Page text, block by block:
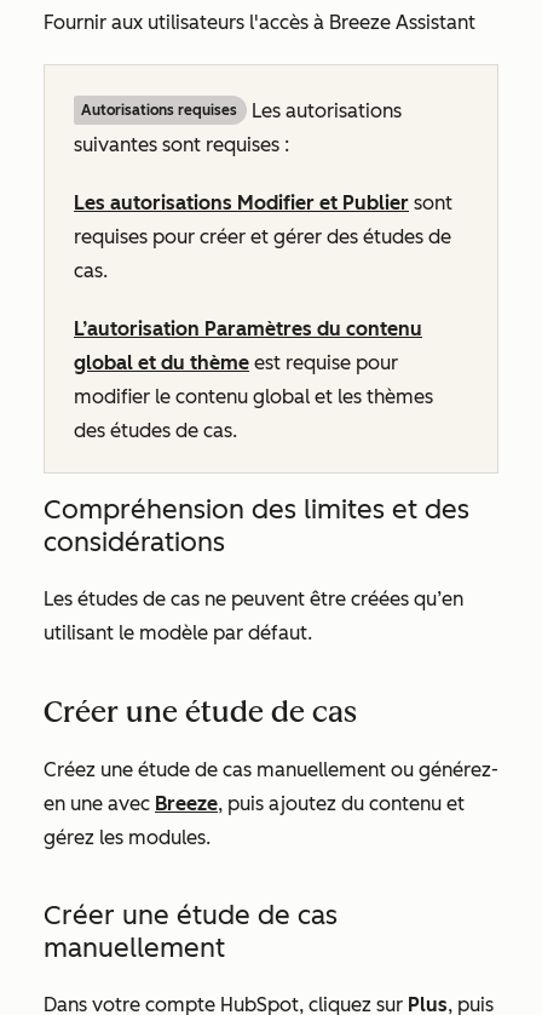
Fournir aux utilisateurs l'accès à Breeze Assistant
Autorisations requises
Les autorisations
suivantes sont requises :
Les autorisations Modifier et Publier sont
requises pour créer et gérer des études de
cas.
L’autorisation Paramètres du contenu
global et du thème est requise pour
modifier le contenu global et les thèmes
des études de cas.
Compréhension des limites et des
considérations
Les études de cas ne peuvent être créées qu’en
utilisant le modèle par défaut.
Créer une étude de cas
Créez une étude de cas manuellement ou générez-
en une avec Breeze, puis ajoutez du contenu et
gérez les modules.
Créer une étude de cas
manuellement
Dans votre compte HubSpot, cliquez sur Plus, puis